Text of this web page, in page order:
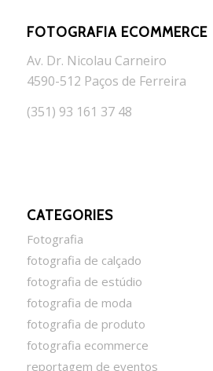
FOTOGRAFIA ECOMMERCE
Av. Dr. Nicolau Carneiro
4590-512 Paços de Ferreira
(351) 93 161 37 48
CATEGORIES
Fotografia
fotografia de calçado
fotografia de estúdio
fotografia de moda
fotografia de produto
fotografia ecommerce
reportagem de eventos